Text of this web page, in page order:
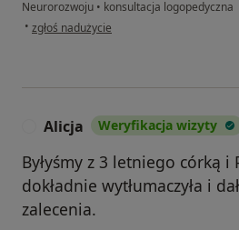
Neurorozwoju • konsultacja logopedyczna
• w opinii użytkownika Piotr
zgłoś nadużycie
Alicja Weryfikacja wizyty
Byłyśmy z 3 letniego córką i
dokładnie wytłumaczyła i
zalecenia.